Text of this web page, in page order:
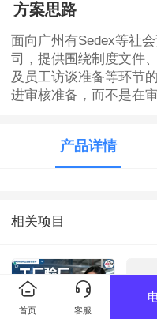
方案思路
面向广州有Sedex等社
司，提供围绕制度文件
及员工访谈准备等环节
进审核准备，而不是在
产品详情
相关项目
首页 客服